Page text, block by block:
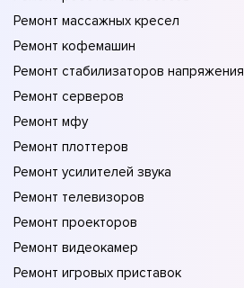
Ремонт массажных кресел
Ремонт кофемашин
Ремонт стабилизаторов напряжения
Ремонт серверов
Ремонт мфу
Ремонт плоттеров
Ремонт усилителей звука
Ремонт телевизоров
Ремонт проекторов
Ремонт видеокамер
Ремонт игровых приставок